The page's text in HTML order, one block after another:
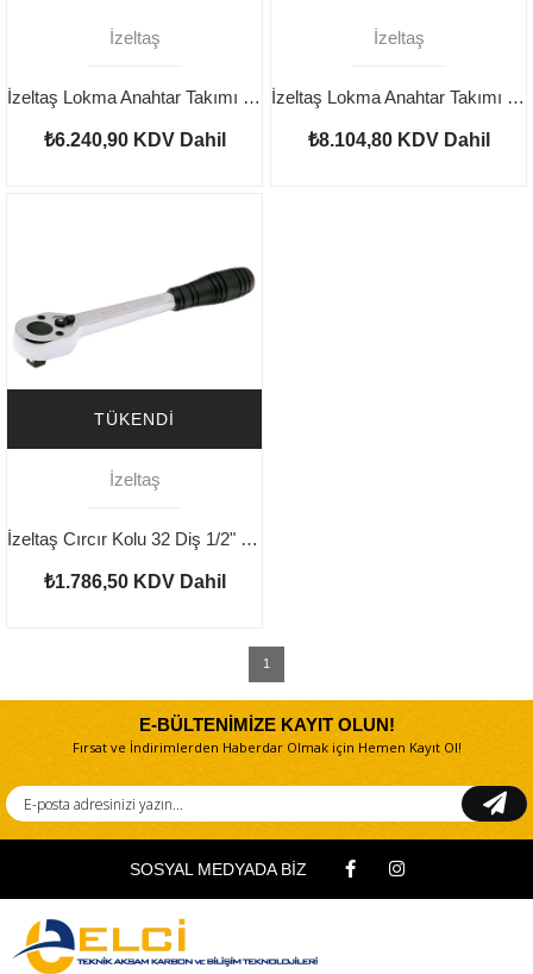
İzeltaş
İzeltaş Lokma Anahtar Takımı 17 Parça 1/2
₺6.240,90 KDV Dahil
İzeltaş
İzeltaş Lokma Anahtar Takımı 24 Parça 1/2
₺8.104,80 KDV Dahil
TÜKENDI
İzeltaş
İzeltaş Cırcır Kolu 32 Diş 1/2" (250 mm)
₺1.786,50 KDV Dahil
1
E-BÜLTENİMİZE KAYIT OLUN!
Fırsat ve İndirimlerden Haberdar Olmak için Hemen Kayıt Ol!
SOSYAL MEDYADA BİZ